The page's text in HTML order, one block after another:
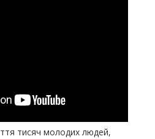
тисяч молодих людей,